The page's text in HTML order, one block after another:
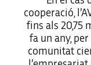
cooperació,
fins als 20,75
fa un any,
comunitat